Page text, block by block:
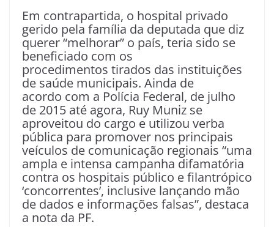
Em contrapartida, o hospital privado
gerido pela família da deputada que diz
querer “melhorar” o país, teria sido se
beneficiado com os
procedimentos tirados das instituições
de saúde municipais. Ainda de
acordo com a Polícia Federal, de julho
de 2015 até agora, Ruy Muniz se
aproveitou do cargo e utilizou verba
pública para promover nos principais
veículos de comunicação regionais “uma
ampla e intensa campanha difamatória
contra os hospitais público e filantrópico
‘concorrentes’, inclusive lançando mão
de dados e informações falsas”, destaca
a nota da PF.